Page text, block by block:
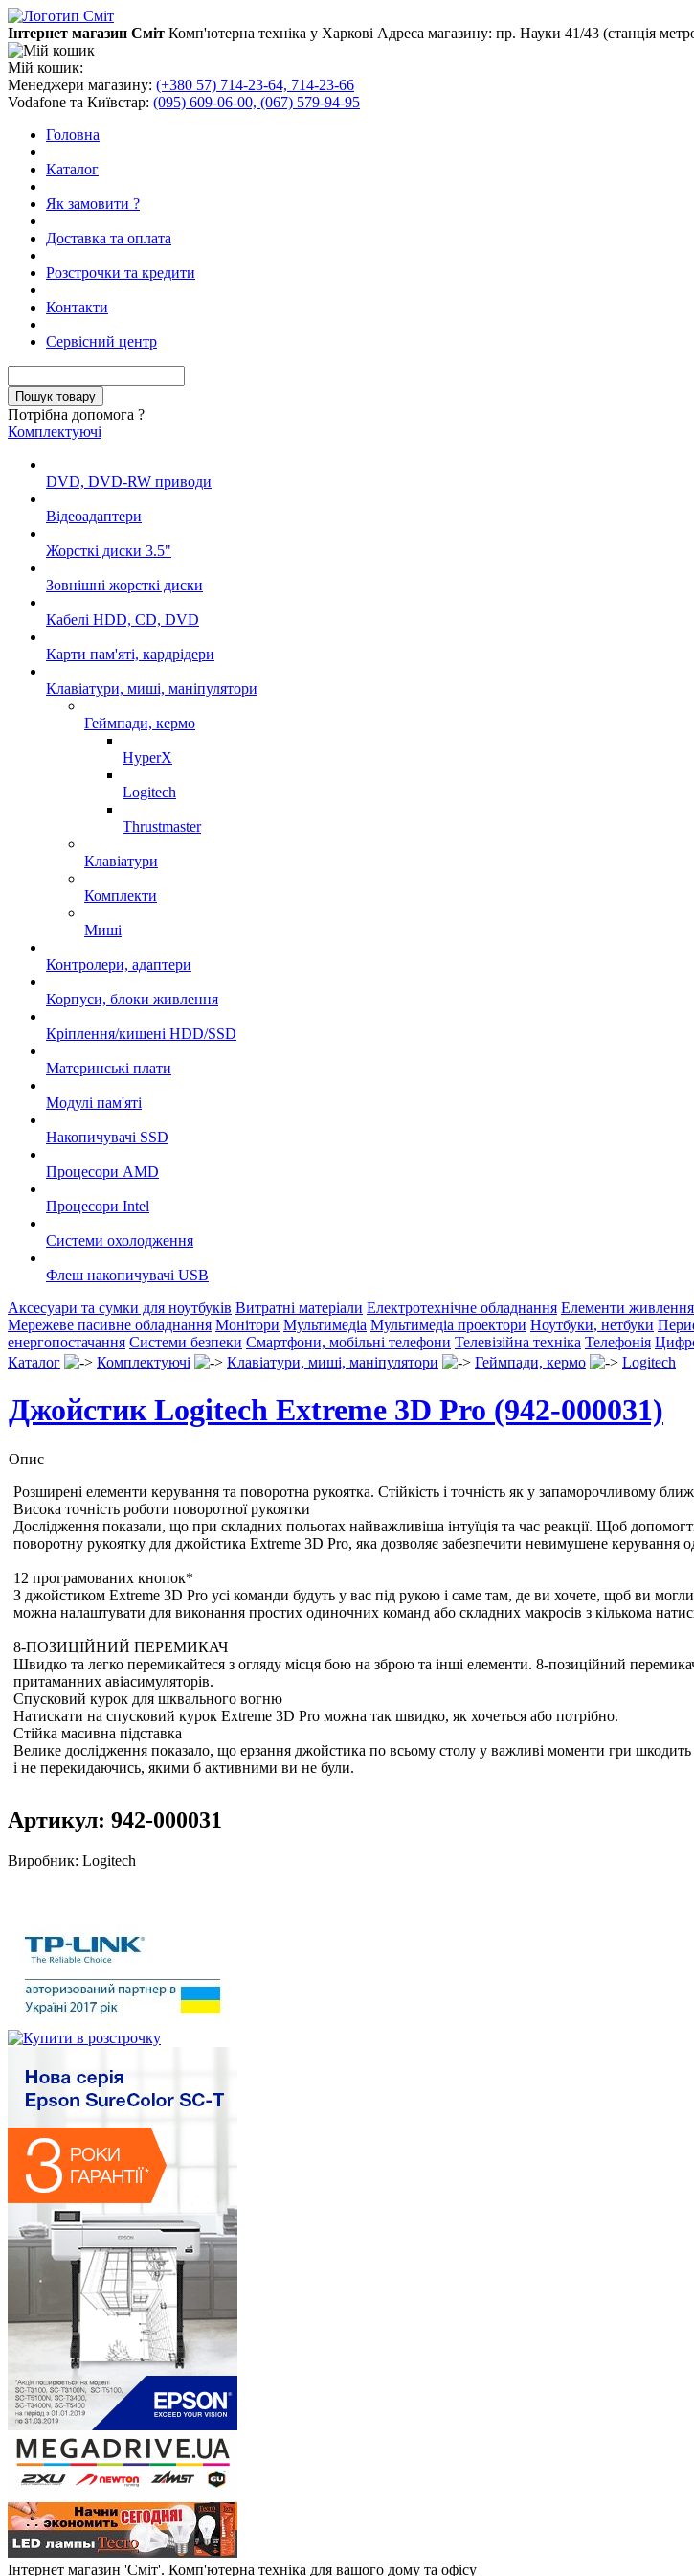
Інтернет магазин Сміт Комп'ютерна техніка у Харкові Адреса магазину: пр. Науки 41/43 (станція
Мій кошик:
Менеджери магазину: (+380 57) 714-23-64, 714-23-66
Vodafone та Київстар: (095) 609-06-00, (067) 579-94-95
Головна
Каталог
Як замовити ?
Доставка та оплата
Розстрочки та кредити
Контакти
Сервісний центр
Потрібна допомога ?
Комплектуючі
DVD, DVD-RW приводи
Відеоадаптери
Жорсткі диски 3.5"
Зовнішні жорсткі диски
Кабелі HDD, CD, DVD
Карти пам'яті, кардрідери
Клавіатури, миші, маніпулятори
Геймпади, кермо
HyperX
Logitech
Thrustmaster
Клавіатури
Комплекти
Миші
Контролери, адаптери
Корпуси, блоки живлення
Кріплення/кишені HDD/SSD
Материнські плати
Модулі пам'яті
Накопичувачі SSD
Процесори AMD
Процесори Intel
Системи охолодження
Флеш накопичувачі USB
Аксесуари та сумки для ноутбуків Витратні матеріали Електротехнічне обладнання Елементи живлення
Мережеве пасивне обладнання Монітори Мультимедіа Мультимедіа проектори Ноутбуки, нетбуки
енергопостачання Системи безпеки Смартфони, мобільні телефони Телевізійна техніка Телефонія
Каталог
Комплектуючі Клавіатури, миші, маніпулятори Геймпади, кермо Logitech
Джойстик Logitech Extreme 3D Pro (942-000031)
Опис
Розширені елементи керування та поворотна рукоятка. Стійкість і точність як у запаморочливому
Висока точність роботи поворотної рукоятки
Дослідження показали, що при складних польотах найважливіша інтуїція та час реакції. Щоб
поворотну рукоятку для джойстика Extreme 3D Pro, яка дозволяє забезпечити невимушене керування
12 програмованих кнопок*
З джойстиком Extreme 3D Pro усі команди будуть у вас під рукою і саме там, де ви хочете, щоб ви
можна налаштувати для виконання простих одиночних команд або складних макросів з кількома
8-ПОЗИЦІЙНИЙ ПЕРЕМИКАЧ
Швидко та легко перемикайтеся з огляду місця бою на зброю та інші елементи. 8-позиційний
притаманних авіасимуляторів.
Спусковий курок для шквального вогню
Натискати на спусковий курок Extreme 3D Pro можна так швидко, як хочеться або потрібно.
Стійка масивна підставка
Велике дослідження показало, що ерзання джойстика по всьому столу у важливі моменти гри
і не перекидаючись, якими б активними ви не були.
Артикул: 942-000031
Виробник: Logitech
Інтернет магазин 'Сміт'. Комп'ютерна техніка для вашого дому та офісу